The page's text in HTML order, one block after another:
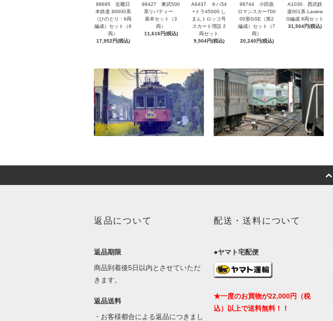
98695 近畿日
本鉄道 80000系
（ひのとり・6両
編成）セット（6
両）
17,952円(税込)
98427 東武500
系リバティー
基本セット（3
両）
11,616円(税込)
A6437 キハ54
+トラ45000 し
まんトロッコ号
スカート増設 2
両セット
9,504円(税込)
98744 小田急
ロマンスカー700
00形GSE（第2
編成）セット（7
両）
20,240円(税込)
A1030 西武鉄
道001系 Laview
G編成 8両セット
31,504円(税込)
返品について
返品期限
商品到着後5日以内とさせていただ
きます。
返品送料
・お客様都合による返品につきまし
配送・送料について
●ヤマト宅配便
★一度のお買物が22,000円（税
込）以上で送料無料！！